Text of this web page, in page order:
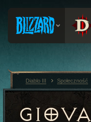
Diablo III Społeczność